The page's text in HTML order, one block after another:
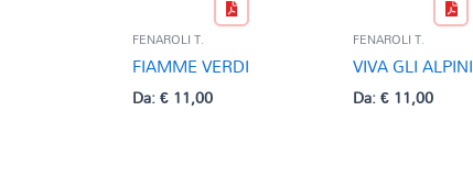
FENAROLI T.
FIAMME VERDI
Da:€11,00
FENAROLI T.
VIVA GLI ALPINI
Da:€11,00